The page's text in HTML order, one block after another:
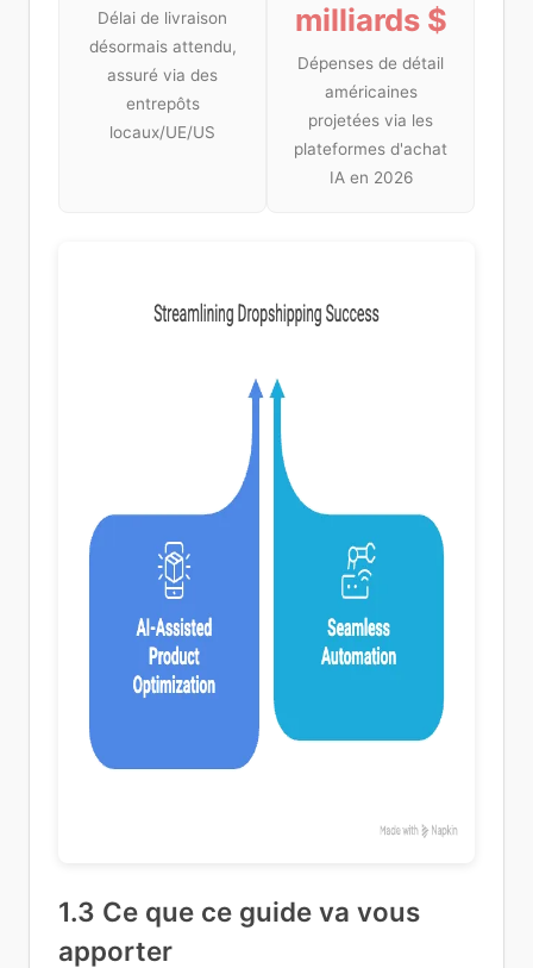
Délai de livraison
désormais attendu,
assuré via des
entrepôts
locaux/UE/US
milliards $
Dépenses de détail
américaines
projetées via les
plateformes d'achat
IA en 2026
1.3 Ce que ce guide va vous
apporter